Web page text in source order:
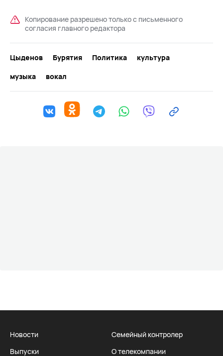
Копирование разрешено только с письменного
согласия главного редактора
Цыденов Бурятия Политика
культура
музыка
вокал
Новости
Выпуски
Семейный контролер
О телекомпании